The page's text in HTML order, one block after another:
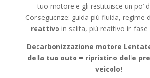
tuo motore e gli restituisce un po’
Conseguenze: guida più fluida, regime
reattivo in salita, più reattivo in fase
Decarbonizzazione motore
della tua auto = ripristino delle
veicolo!